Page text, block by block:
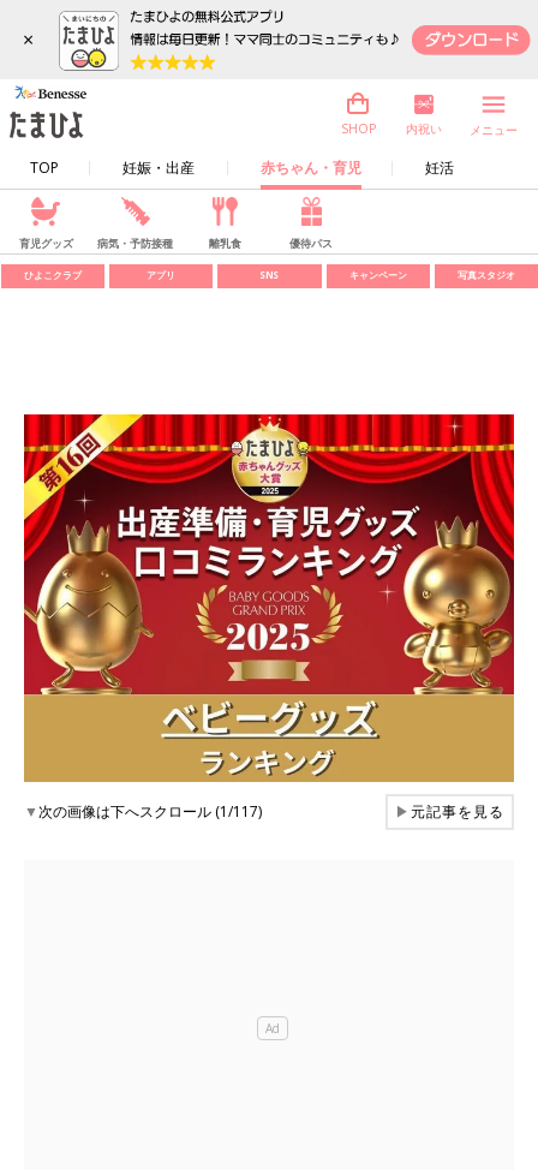
×
TOP 妊娠・出産 赤ちゃん・育児 妊活
SHOP 内祝い メニュー
育児グッズ 病気・予防接種 離乳食 優待パス
ひよこクラブ アプリ SNS キャンペーン 写真スタジオ
▼次の画像は下へスクロール (1/117) ▶元記事を見る